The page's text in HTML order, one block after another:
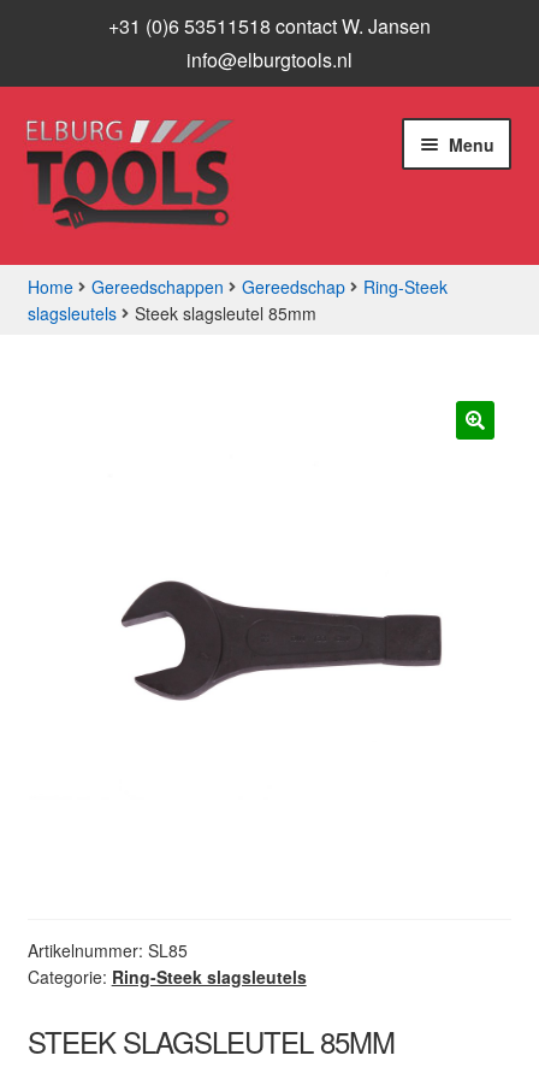
+31 (0)6 53511518 contact W. Jansen
info@elburgtools.nl
Ga
door
naar
navigatie
Ga
naar
inhoud
Menu
Assortiment
Home Gereedschappen Gereedschap
Ring-Steek
slagsleutels
Steek slagsleutel 85mm
Artikelnummer: SL85
Categorie: Ring-Steek slagsleutels
STEEK SLAGSLEUTEL 85MM